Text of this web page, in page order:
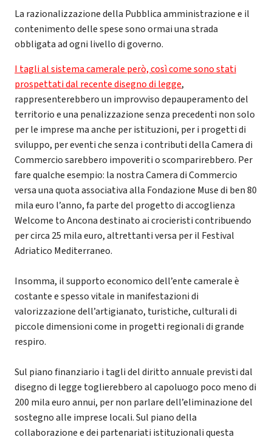
La razionalizzazione della Pubblica amministrazione e il
contenimento delle spese sono ormai una strada
obbligata ad ogni livello di governo.
I tagli al sistema camerale però, così come sono stati
prospettati dal recente disegno di legge,
rappresenterebbero un improvviso depauperamento del
territorio e una penalizzazione senza precedenti non solo
per le imprese ma anche per istituzioni, per i progetti di
sviluppo, per eventi che senza i contributi della Camera di
Commercio sarebbero impoveriti o scomparirebbero. Per
fare qualche esempio: la nostra Camera di Commercio
versa una quota associativa alla Fondazione Muse di ben 80
mila euro l’anno, fa parte del progetto di accoglienza
Welcome to Ancona destinato ai crocieristi contribuendo
per circa 25 mila euro, altrettanti versa per il Festival
Adriatico Mediterraneo.
Insomma, il supporto economico dell’ente camerale è
costante e spesso vitale in manifestazioni di
valorizzazione dell’artigianato, turistiche, culturali di
piccole dimensioni come in progetti regionali di grande
respiro.
Sul piano finanziario i tagli del diritto annuale previsti dal
disegno di legge toglierebbero al capoluogo poco meno di
200 mila euro annui, per non parlare dell’eliminazione del
sostegno alle imprese locali. Sul piano della
collaborazione e dei partenariati istituzionali questa